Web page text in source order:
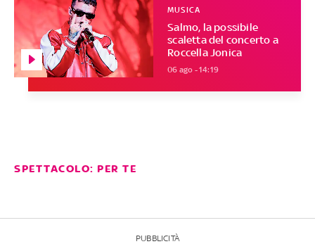
Salmo, la possibile
scaletta del concerto a
Roccella Jonica
MUSICA
06 ago - 14:19
SPETTACOLO: PER TE
PUBBLICITÀ